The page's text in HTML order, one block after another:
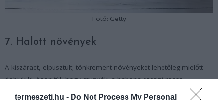
termeszeti.hu - Do Not Process My Personal
Fotó: Getty
7. Halott növények
A kiszáradt, elpusztult, tönkrement növényeket lehetőleg mielőtt
dobjuk ki. Azon túl, hogy csúnyák, a babona szerint rossz